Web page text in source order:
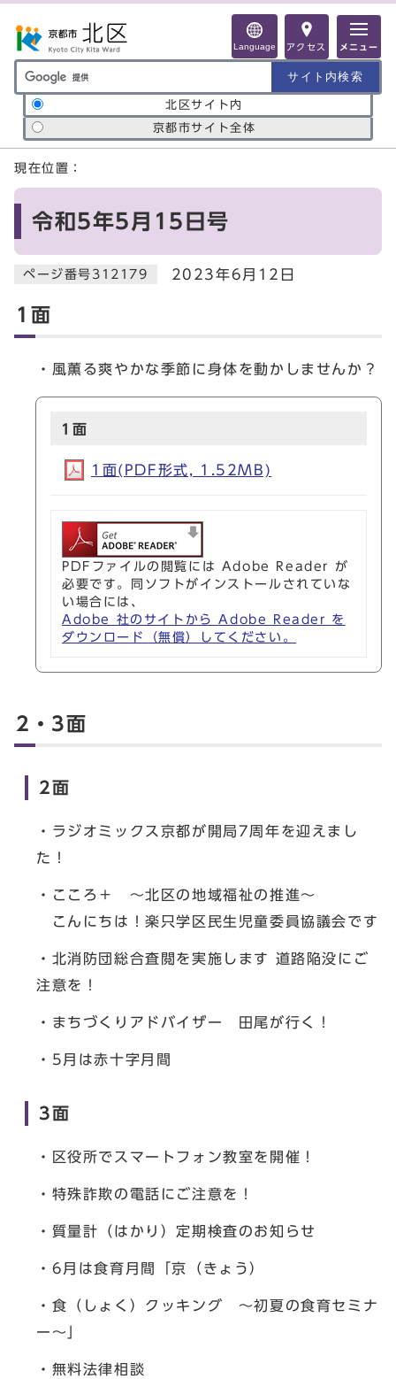
Language アクセス メニュー
サイト内検索の範囲
北区サイト内
京都市サイト全体
ここから本文です
現在位置：
令和5年5月15日号
ページ番号312179 2023年6月12日
1面
・風薫る爽やかな季節に身体を動かしませんか？
1面
1面(PDF形式, 1.52MB)
PDFファイルの閲覧には Adobe Reader が
必要です。同ソフトがインストールされていな
い場合には、
Adobe 社のサイトから Adobe Reader を
ダウンロード（無償）してください。
2・3面
2面
・ラジオミックス京都が開局7周年を迎えまし
た！
・こころ＋ ～北区の地域福祉の推進～
こんにちは！楽只学区民生児童委員協議会です
・北消防団総合査閲を実施します 道路陥没にご
注意を！
・まちづくりアドバイザー 田尾が行く！
・5月は赤十字月間
3面
・区役所でスマートフォン教室を開催！
・特殊詐欺の電話にご注意を！
・質量計（はかり）定期検査のお知らせ
・6月は食育月間「京（きょう）
・食（しょく）クッキング ～初夏の食育セミナ
ー～」
・無料法律相談